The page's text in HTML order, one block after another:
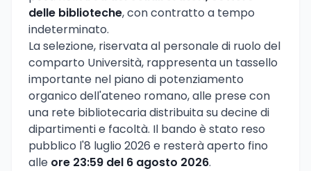
delle biblioteche, con contratto a tempo
indeterminato.
La selezione, riservata al personale di ruolo del
comparto Università, rappresenta un tassello
importante nel piano di potenziamento
organico dell'ateneo romano, alle prese con
una rete bibliotecaria distribuita su decine di
dipartimenti e facoltà. Il bando è stato reso
pubblico l'8 luglio 2026 e resterà aperto fino
alle ore 23:59 del 6 agosto 2026.